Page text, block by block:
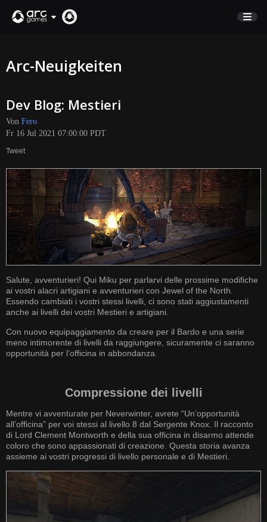
KUNDENSERVICE
Anmelden
Français
Italiano
Pусский
Español
Arc-Neuigkeiten
Dev Blog: Mestieri
Von Fero
Fr 16 Jul 2021 07:00:00 PDT
Tweet
Salute, avventurieri! Qui Miku per parlarvi delle prossime modifiche
ai vostri alacri artigiani e avventurieri con Jewel of the North.
Essendo cambiati i vostri stessi livelli, ci sono stati aggiustamenti
anche ai livelli dei vostri Mestieri e artigiani.
Con nuovo equipaggiamento da creare per il Bardo e una serie
meno intimorente di livelli da raggiungere, sicuramente ci saranno
opportunità per l’officina in abbondanza.
Compressione dei livelli
Mentre vi avventurate per Neverwinter, avrete “Un’opportunità
all’officina” per voi stessi al livello 8 dal Sergente Knox. Il racconto
di Lord Clement Montworth e della sua officina in disarmo attende
coloro che sono appassionati di creazione. Questa storia avanza
assieme ai vostri progressi di livello personale e di Mestieri.